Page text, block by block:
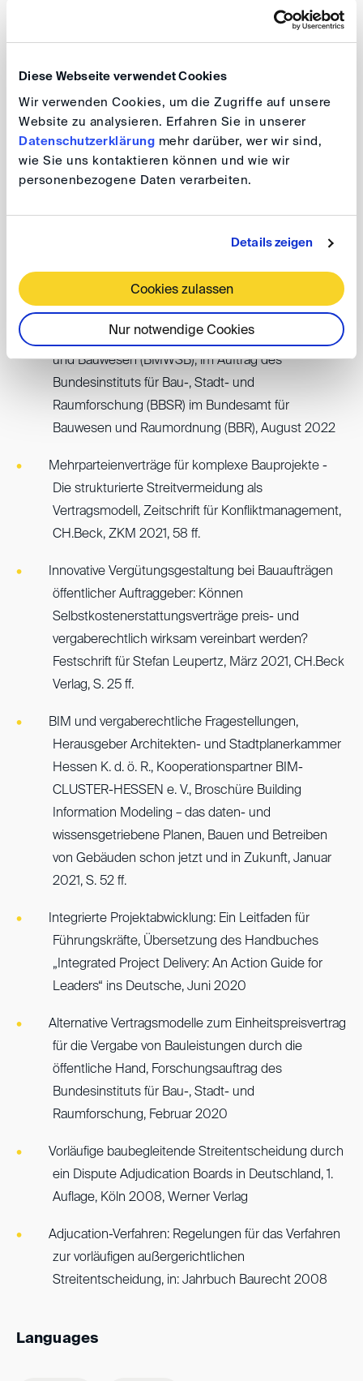
Diese Webseite verwendet Cookies
Wir verwenden Cookies, um die Zugriffe auf unsere
Website zu analysieren. Erfahren Sie in unserer
Datenschutzerklärung mehr darüber, wer wir sind,
wie Sie uns kontaktieren können und wie wir
personenbezogene Daten verarbeiten.
Details zeigen
Cookies zulassen
Nur notwendige Cookies
Außergerichtliche Streitbeilegung, C.H. Beck Verlag,
5. Auflage, Köln 2025, S. 833 ff., 1042 ff.
Rodde / Boldt (Herausgeberinnen), Integrierte
Projektabwicklung in der Praxis, CH. Beck, 2024,
246 Seiten
Boldt / Fuchs (Herausgeber), Aufsatzreihe zur
integrierten Projektabwicklung, 9 Aufsätze in NZBau
Mehrparteienverträge im öffentlichen Bauwesen bei
Integrierter Projektabwicklung,
Forschungsprogramm Zukunft Bau des
Bundesministeriums für Wohnen, Stadtentwicklung
und Bauwesen (BMWSB), im Auftrag des
Bundesinstituts für Bau-, Stadt- und
Raumforschung (BBSR) im Bundesamt für
Bauwesen und Raumordnung (BBR), August 2022
Mehrparteienverträge für komplexe Bauprojekte -
Die strukturierte Streitvermeidung als
Vertragsmodell, Zeitschrift für Konfliktmanagement,
CH.Beck, ZKM 2021, 58 ff.
Innovative Vergütungsgestaltung bei Bauaufträgen
öffentlicher Auftraggeber: Können
Selbstkostenerstattungsverträge preis- und
vergaberechtlich wirksam vereinbart werden?
Festschrift für Stefan Leupertz, März 2021, CH.Beck
Verlag, S. 25 ff.
BIM und vergaberechtliche Fragestellungen,
Herausgeber Architekten- und Stadtplanerkammer
Hessen K. d. ö. R., Kooperationspartner BIM-
CLUSTER-HESSEN e. V., Broschüre Building
Information Modeling – das daten- und
wissensgetriebene Planen, Bauen und Betreiben
von Gebäuden schon jetzt und in Zukunft, Januar
2021, S. 52 ff.
Integrierte Projektabwicklung: Ein Leitfaden für
Führungskräfte, Übersetzung des Handbuches
„Integrated Project Delivery: An Action Guide for
Leaders“ ins Deutsche, Juni 2020
Alternative Vertragsmodelle zum Einheitspreisvertrag
für die Vergabe von Bauleistungen durch die
öffentliche Hand, Forschungsauftrag des
Bundesinstituts für Bau-, Stadt- und
Raumforschung, Februar 2020
Vorläufige baubegleitende Streitentscheidung durch
ein Dispute Adjudication Boards in Deutschland, 1.
Auflage, Köln 2008, Werner Verlag
Adjucation-Verfahren: Regelungen für das Verfahren
zur vorläufigen außergerichtlichen
Streitentscheidung, in: Jahrbuch Baurecht 2008
Languages